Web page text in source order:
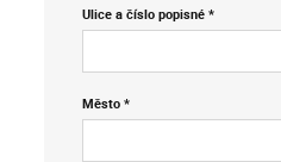
Ulice a číslo popisné *
Město *